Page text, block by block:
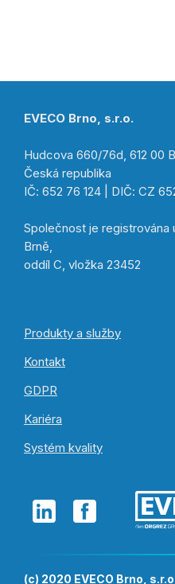
EVECO Brno, s.r.o.
Hudcova 660/76d, 612 00
Česká republika
IČ: 652 76 124 | DIČ: CZ
Společnost je registrována
Brně,
oddíl C, vložka 23452
Produkty a služby
Kontakt
GDPR
Kariéra
Systém kvality
(c) 2020 EVECO Brno,